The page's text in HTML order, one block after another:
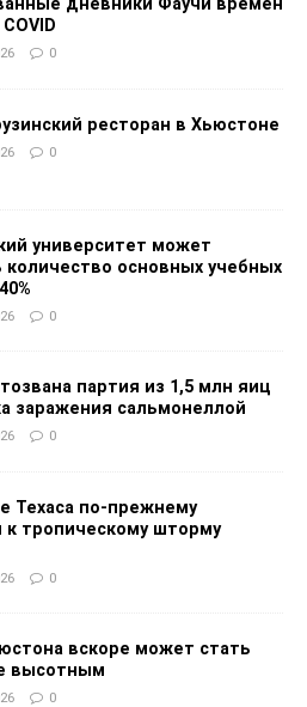
0
ресторан в Хьюстоне
0
университет может
количество основных учебных
0
партия из 1,5 млн яиц
заражения сальмонеллой
0
Техаса по-прежнему
к тропическому шторму
0
вскоре может стать
высотным
0